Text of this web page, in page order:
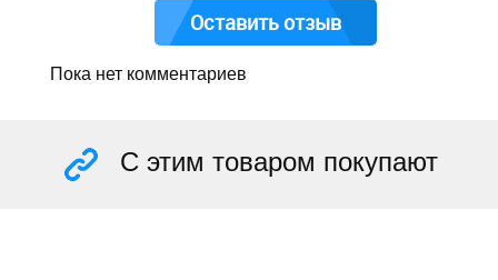
Оставить отзыв
Пока нет комментариев
С этим товаром покупают